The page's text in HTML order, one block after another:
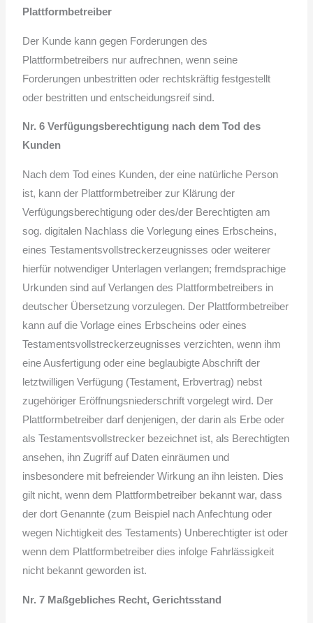
Plattformbetreiber
Der Kunde kann gegen Forderungen des
Plattformbetreibers nur aufrechnen, wenn seine
Forderungen unbestritten oder rechtskräftig festgestellt
oder bestritten und entscheidungsreif sind.
Nr. 6 Verfügungsberechtigung nach dem Tod des
Kunden
Nach dem Tod eines Kunden, der eine natürliche Person
ist, kann der Plattformbetreiber zur Klärung der
Verfügungsberechtigung oder des/der Berechtigten am
sog. digitalen Nachlass die Vorlegung eines Erbscheins,
eines Testamentsvollstreckerzeugnisses oder weiterer
hierfür notwendiger Unterlagen verlangen; fremdsprachige
Urkunden sind auf Verlangen des Plattformbetreibers in
deutscher Übersetzung vorzulegen. Der Plattformbetreiber
kann auf die Vorlage eines Erbscheins oder eines
Testamentsvollstreckerzeugnisses verzichten, wenn ihm
eine Ausfertigung oder eine beglaubigte Abschrift der
letztwilligen Verfügung (Testament, Erbvertrag) nebst
zugehöriger Eröffnungsniederschrift vorgelegt wird. Der
Plattformbetreiber darf denjenigen, der darin als Erbe oder
als Testamentsvollstrecker bezeichnet ist, als Berechtigten
ansehen, ihn Zugriff auf Daten einräumen und
insbesondere mit befreiender Wirkung an ihn leisten. Dies
gilt nicht, wenn dem Plattformbetreiber bekannt war, dass
der dort Genannte (zum Beispiel nach Anfechtung oder
wegen Nichtigkeit des Testaments) Unberechtigter ist oder
wenn dem Plattformbetreiber dies infolge Fahrlässigkeit
nicht bekannt geworden ist.
Nr. 7 Maßgebliches Recht, Gerichtsstand